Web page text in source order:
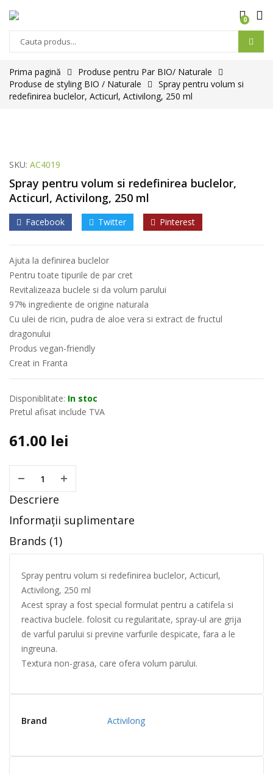
0
Prima pagină
Produse pentru Par BIO/ Naturale
Produse de styling BIO / Naturale
Spray pentru volum si
redefinirea buclelor, Acticurl, Activilong, 250 ml
SKU: AC4019
Spray pentru volum si redefinirea buclelor,
Acticurl, Activilong, 250 ml
Facebook Twitter Pinterest
Ajuta la definirea buclelor
Pentru toate tipurile de par cret
Revitalizeaza buclele si da volum parului
97% ingrediente de origine naturala
Cu ulei de ricin, pudra de aloe vera si extract de fructul
dragonului
Produs vegan-friendly
Creat in Franta
Disponiblitate: In stoc
Pretul afisat include TVA
61.00 lei
Descriere
Informații suplimentare
Brands (1)
Spray pentru volum si redefinirea buclelor, Acticurl,
Activilong, 250 ml
Acest spray a fost special formulat pentru a catifela si
reactiva buclele. folosit cu regularitate, spray-ul are grija
de varful parului si previne varfurile despicate, fara a le
ingreuna.
Textura non-grasa, care ofera volum parului.
Brand Activilong